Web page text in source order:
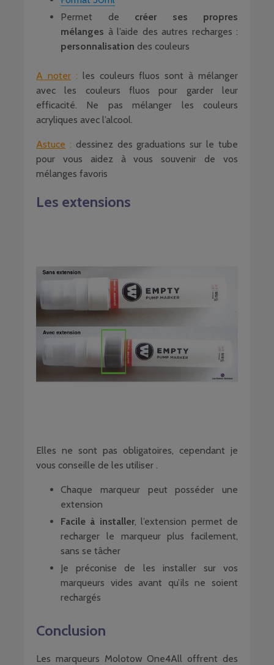
Permet de créer ses propres
mélanges à l’aide des autres recharges :
personnalisation des couleurs
A noter: les couleurs fluos sont à mélanger
avec les couleurs fluos pour garder leur
efficacité. Ne pas mélanger les couleurs
acryliques avec l’alcool.
Astuce : dessinez des graduations sur le tube
pour vous aidez à vous souvenir de vos
mélanges favoris
Les extensions
Elles ne sont pas obligatoires, cependant je
vous conseille de les utiliser .
Chaque marqueur peut posséder une
extension
Facile à installer, l’extension permet de
recharger le marqueur plus facilement,
sans se tâcher
Je préconise de les installer sur vos
marqueurs vides avant qu’ils ne soient
rechargés
Conclusion
Les marqueurs Molotow One4All offrent des